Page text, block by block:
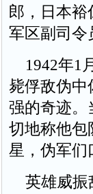
郎，日本裕
军区副司令
1942年1
毙俘敌伪中
强的奇迹。
切地称他包
星，伪军们
英雄威振